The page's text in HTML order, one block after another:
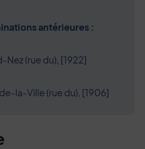
antérieures :
Nez (rue du), [1922]
la-Ville (rue du), [1906]